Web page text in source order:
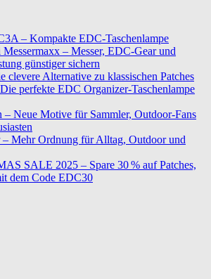
– Kompakte EDC-Taschenlampe
Messermaxx – Messer, EDC-Gear und
günstiger sichern
clevere Alternative zu klassischen Patches
perfekte EDC Organizer-Taschenlampe
– Neue Motive für Sammler, Outdoor-Fans
Mehr Ordnung für Alltag, Outdoor und
SALE 2025 – Spare 30 % auf Patches,
dem Code EDC30